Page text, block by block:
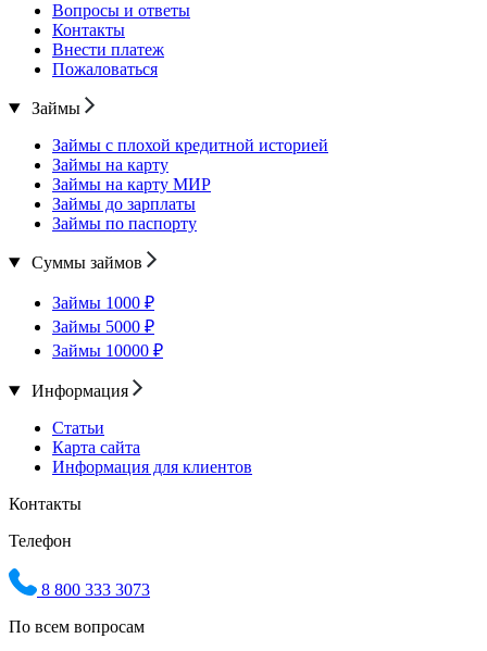
Вопросы и ответы
Контакты
Внести платеж
Пожаловаться
Займы
Займы с плохой кредитной историей
Займы на карту
Займы на карту МИР
Займы до зарплаты
Займы по паспорту
Суммы займов
Займы 1000 ₽
Займы 5000 ₽
Займы 10000 ₽
Информация
Статьи
Карта сайта
Информация для клиентов
Контакты
Телефон
8 800 333 3073
По всем вопросам